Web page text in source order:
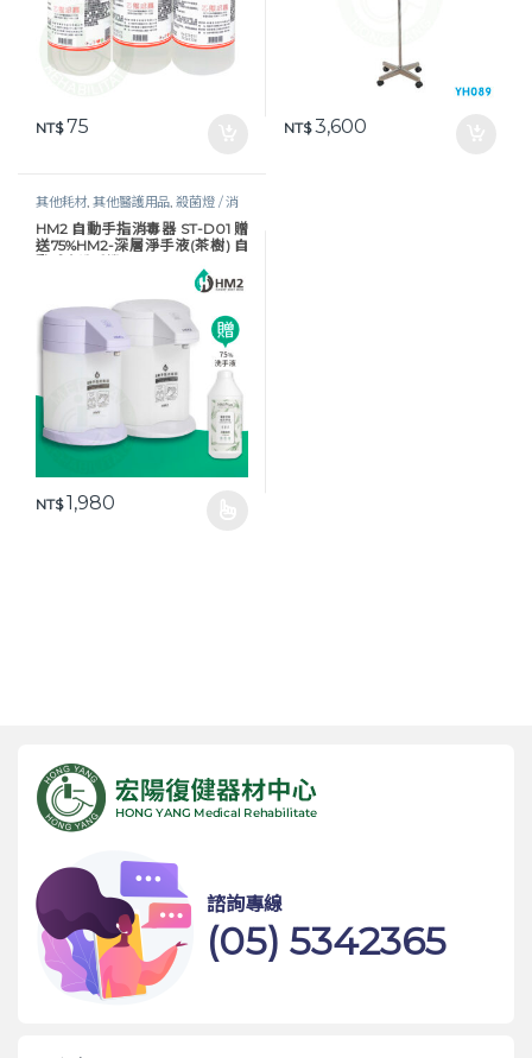
NT$75 NT$3,600
其他耗材,其他醫護用品,殺菌燈 / 消
毒器 / 保溫器,照護耗材,生活保健, 酒
精 / 乾洗手,醫護器材,防疫物資
HM2 自動手指消毒器 ST-D01 贈
送75%HM2-深層淨手液(茶樹) 自
NT$1,980
諮詢專線
(05) 5342365